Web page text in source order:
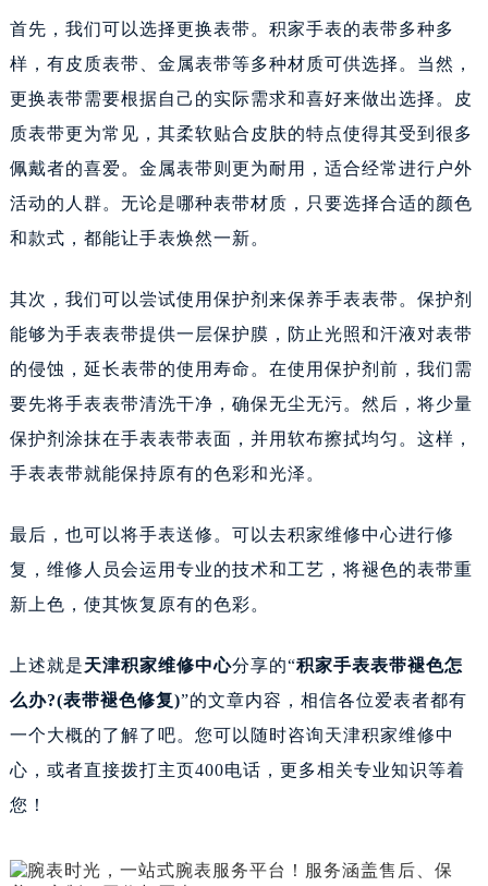
首先，我们可以选择更换表带。积家手表的表带多种多
样，有皮质表带、金属表带等多种材质可供选择。当然，
更换表带需要根据自己的实际需求和喜好来做出选择。皮
质表带更为常见，其柔软贴合皮肤的特点使得其受到很多
佩戴者的喜爱。金属表带则更为耐用，适合经常进行户外
活动的人群。无论是哪种表带材质，只要选择合适的颜色
和款式，都能让手表焕然一新。
其次，我们可以尝试使用保护剂来保养手表表带。保护剂
能够为手表表带提供一层保护膜，防止光照和汗液对表带
的侵蚀，延长表带的使用寿命。在使用保护剂前，我们需
要先将手表表带清洗干净，确保无尘无污。然后，将少量
保护剂涂抹在手表表带表面，并用软布擦拭均匀。这样，
手表表带就能保持原有的色彩和光泽。
最后，也可以将手表送修。可以去积家维修中心进行修
复，维修人员会运用专业的技术和工艺，将褪色的表带重
新上色，使其恢复原有的色彩。
上述就是天津积家维修中心分享的“积家手表表带褪色怎
么办?(表带褪色修复)”的文章内容，相信各位爱表者都有
一个大概的了解了吧。您可以随时咨询天津积家维修中
心，或者直接拨打主页400电话，更多相关专业知识等着
您！